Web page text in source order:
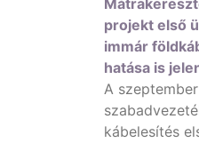
projekt első
immár
hatása is
A
kábelesítés